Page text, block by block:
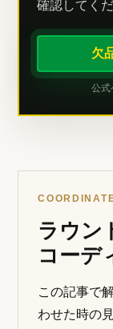
確認してくだ
欠
公式
ラウン
コーデ
この記事で
わせた時の